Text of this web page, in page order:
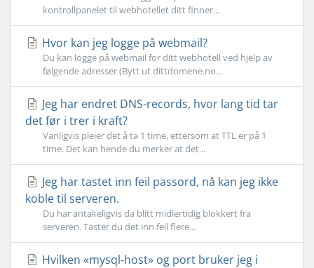
kontrollpanelet til webhotellet ditt finner...
Hvor kan jeg logge på webmail?
Du kan logge på webmail for ditt webhotell ved hjelp av
følgende adresser (Bytt ut dittdomene.no...
Jeg har endret DNS-records, hvor lang tid tar
det før i trer i kraft?
Vanligvis pleier det å ta 1 time, ettersom at TTL er på 1
time. Det kan hende du merker at det...
Jeg har tastet inn feil passord, nå kan jeg ikke
koble til serveren.
Du har antakeligvis da blitt midlertidig blokkert fra
serveren. Taster du det inn feil flere...
Hvilken «mysql-host» og port bruker jeg i